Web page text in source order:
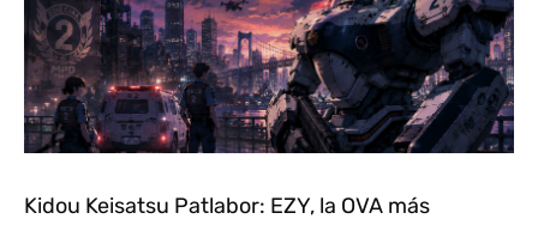
Kidou Keisatsu Patlabor: EZY, la OVA más